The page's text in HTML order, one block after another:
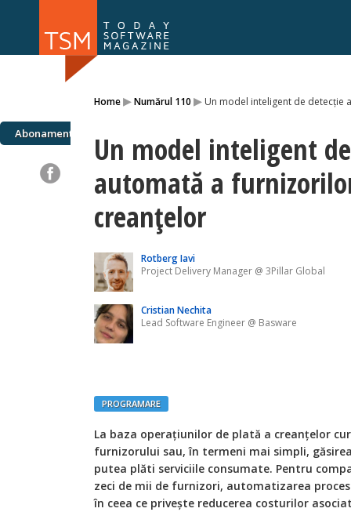
Home▸Numărul 110 ▸ Un model inteligent de
Abonamente
Un model inteligent
automată a
creanțelor
Rotberg Iavi
Project Delivery Manager @ 3Pillar Global
Cristian Nechita
Lead Software Engineer @ Basware
PROGRAMARE
La baza operațiunilor de plată a creanțelor
furnizorului sau, în termeni mai simpli,
putea plăti serviciile consumate. Pentru
zeci de mii de furnizori, automatizarea
în ceea ce privește reducerea costurilor